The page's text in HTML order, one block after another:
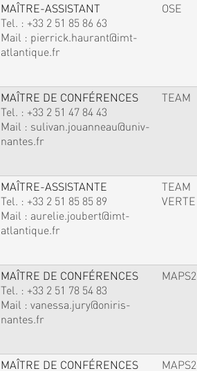
MAÎTRE-ASSISTANT
Tel. : +33 2 51 85 86 63
Mail : pierrick.haurant@imt-
atlantique.fr
OSE
MAÎTRE DE CONFÉRENCES
Tel. : +33 2 51 47 84 43
Mail : sulivan.jouanneau@univ-
nantes.fr
TEAM
MAÎTRE-ASSISTANTE
Tel. : +33 2 51 85 85 89
Mail : aurelie.joubert@imt-
atlantique.fr
TEAM
VERTE
MAÎTRE DE CONFÉRENCES
Tel. : +33 2 51 78 54 83
Mail : vanessa.jury@oniris-
nantes.fr
MAPS2
MAÎTRE DE CONFÉRENCES MAPS2